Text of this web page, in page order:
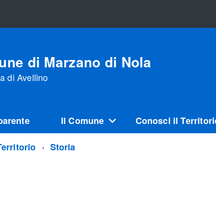
di Marzano di Nola
di Avellino
Il Comune Conosci il
Storia